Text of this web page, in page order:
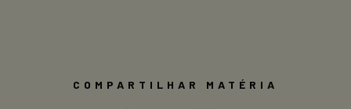
COMPARTILHAR MATÉRIA